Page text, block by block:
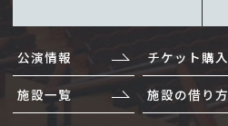
公演情報 チケット購入
施設一覧 施設の借り方